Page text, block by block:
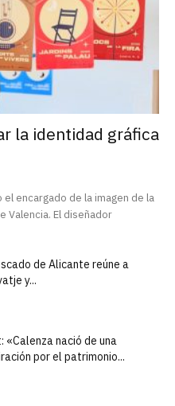
la identidad gráfica
encargado de la imagen de la
Valencia. El diseñador
de Alicante reúne a
y...
«Calenza nació de una
por el patrimonio...